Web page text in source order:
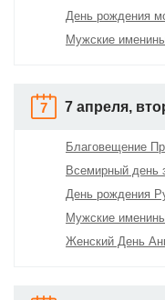
День рождения
Мужские
7 7 апреля,
Благовещение
Всемирный день
День рождения
Мужские
Женский День